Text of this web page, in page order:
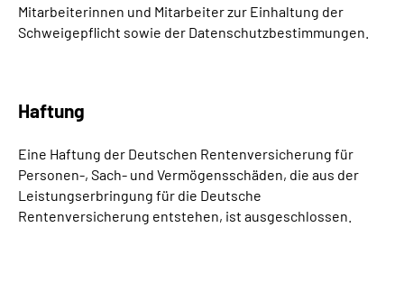
Mitarbeiterinnen und Mitarbeiter zur Einhaltung der
Schweigepflicht sowie der Datenschutzbestimmungen.
Haftung
Eine Haftung der Deutschen Rentenversicherung für
Personen-, Sach- und Vermögensschäden, die aus der
Leistungserbringung für die Deutsche
Rentenversicherung entstehen, ist ausgeschlossen.